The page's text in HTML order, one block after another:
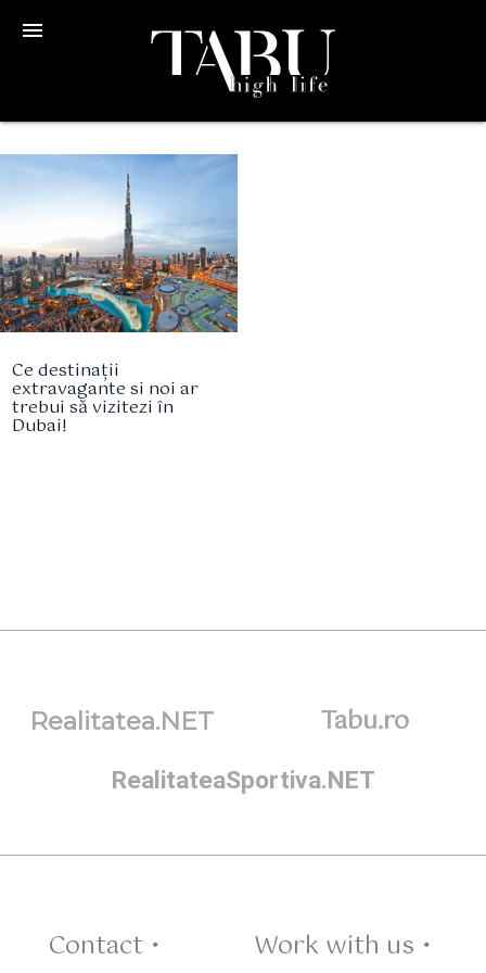
menu
Ce destinații
extravagante si noi ar
trebui să vizitezi în
Dubai!
Realitatea.NET Tabu.ro
RealitateaSportiva.NET
Contact • Work with us •